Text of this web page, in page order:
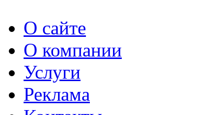
О сайте
О компании
Услуги
Реклама